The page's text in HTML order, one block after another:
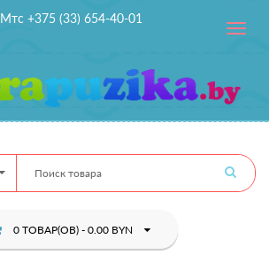
Мтс +375 (33) 654-40-01
Toggle
0 ТОВАР(ОВ) - 0.00 BYN